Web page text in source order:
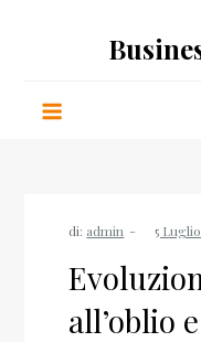
di: admin
all’oblio